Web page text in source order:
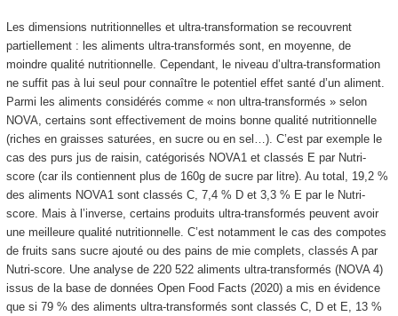
Les dimensions nutritionnelles et ultra-transformation se recouvrent
partiellement : les aliments ultra-transformés sont, en moyenne, de
moindre qualité nutritionnelle. Cependant, le niveau d’ultra-transformation
ne suffit pas à lui seul pour connaître le potentiel effet santé d’un aliment.
Parmi les aliments considérés comme « non ultra-transformés » selon
NOVA, certains sont effectivement de moins bonne qualité nutritionnelle
(riches en graisses saturées, en sucre ou en sel…). C’est par exemple le
cas des purs jus de raisin, catégorisés NOVA1 et classés E par Nutri-
score (car ils contiennent plus de 160g de sucre par litre). Au total, 19,2 %
des aliments NOVA1 sont classés C, 7,4 % D et 3,3 % E par le Nutri-
score. Mais à l’inverse, certains produits ultra-transformés peuvent avoir
une meilleure qualité nutritionnelle. C’est notamment le cas des compotes
de fruits sans sucre ajouté ou des pains de mie complets, classés A par
Nutri-score. Une analyse de 220 522 aliments ultra-transformés (NOVA 4)
issus de la base de données Open Food Facts (2020) a mis en évidence
que si 79 % des aliments ultra-transformés sont classés C, D et E, 13 %